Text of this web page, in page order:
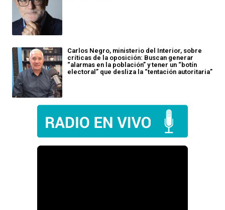
Carlos Negro, ministerio del Interior, sobre
críticas de la oposición: Buscan generar
“alarmas en la población” y tener un “botín
electoral” que desliza la “tentación autoritaria”